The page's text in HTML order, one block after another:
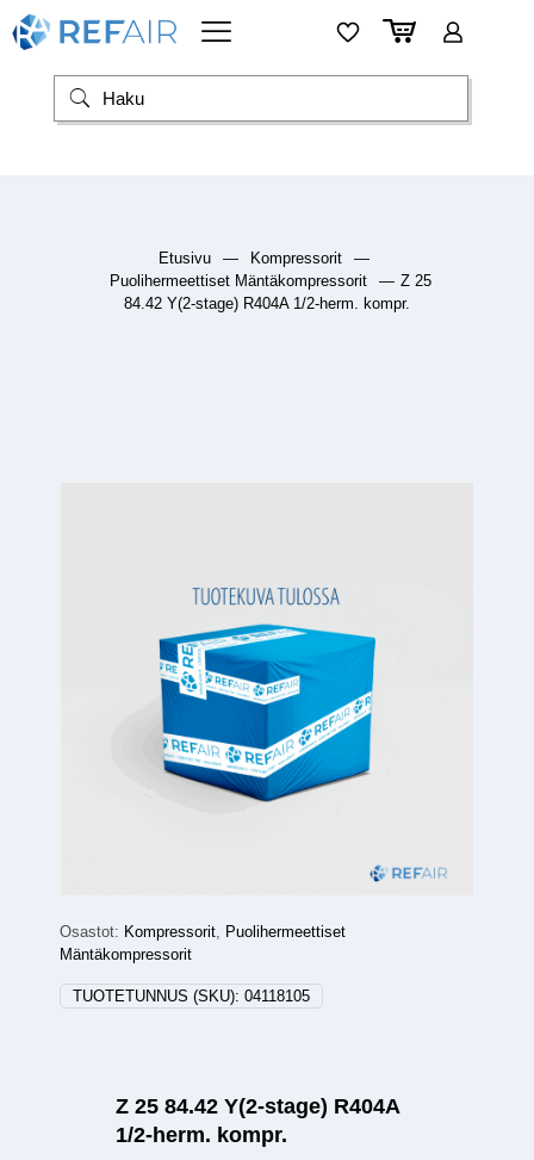
Etusivu — Kompressorit
—
Puolihermeettiset Mäntäkompressorit
— Z 25
84.42 Y(2-stage) R404A 1/2-herm. kompr.
Osastot: Kompressorit, Puolihermeettiset
Mäntäkompressorit
TUOTETUNNUS (SKU): 04118105
Z 25 84.42 Y(2-stage) R404A
1/2-herm. kompr.